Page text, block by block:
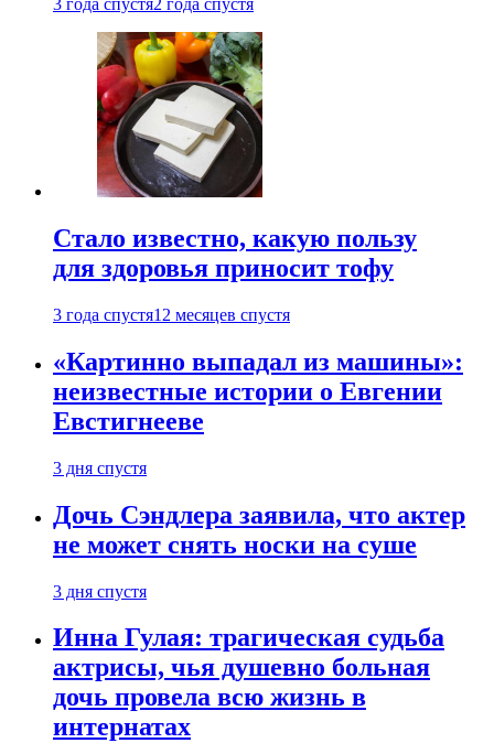
3 года спустя2 года спустя
Стало известно, какую пользу
для здоровья приносит тофу
3 года спустя12 месяцев спустя
«Картинно выпадал из машины»:
неизвестные истории о Евгении
Евстигнееве
3 дня спустя
Дочь Сэндлера заявила, что актер
не может снять носки на суше
3 дня спустя
Инна Гулая: трагическая судьба
актрисы, чья душевно больная
дочь провела всю жизнь в
интернатах